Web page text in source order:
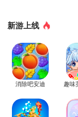
新游上线
消除吧安迪 趣味